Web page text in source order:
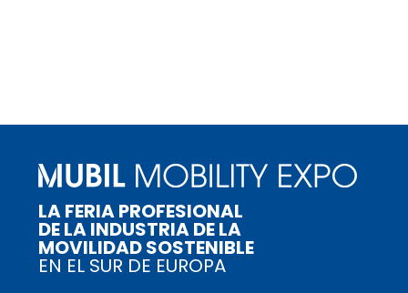
LA FERIA PROFESIONAL
DE LA INDUSTRIA DE LA
MOVILIDAD SOSTENIBLE
EN EL SUR DE EUROPA